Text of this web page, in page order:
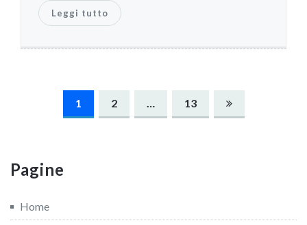
Leggi tutto
Navigazione
articoli
1 2 13
Pagine
Home